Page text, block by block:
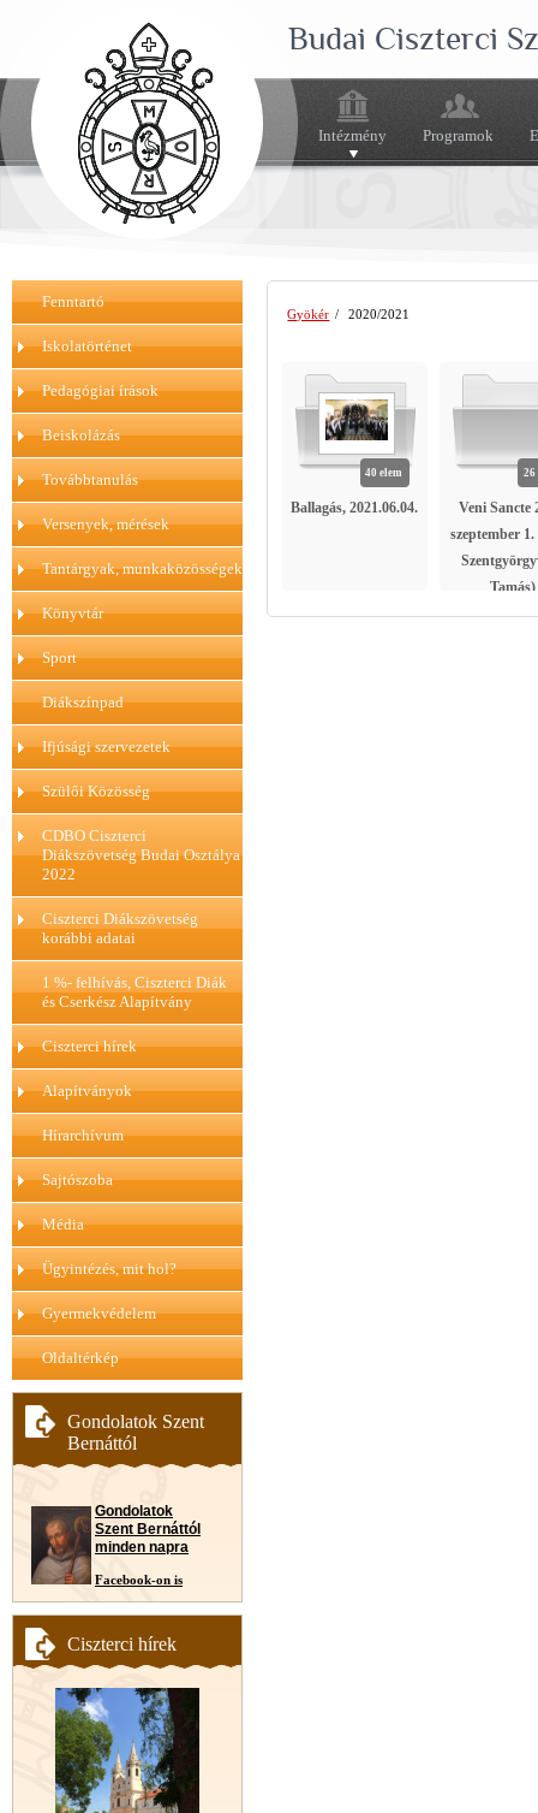
Budai Ciszterci
Intézmény Programok
Fenntartó
Iskolatörténet
Pedagógiai írások
Beiskolázás
Továbbtanulás
Versenyek, mérések
Tantárgyak, munkaközösségek
Könyvtár
Sport
Diákszínpad
Ifjúsági szervezetek
Szülői Közösség
CDBO Ciszterci
Diákszövetség Budai Osztálya
2022
Ciszterci Diákszövetség
korábbi adatai
1 %- felhívás, Ciszterci Diák
és Cserkész Alapítvány
Ciszterci hírek
Alapítványok
Hírarchívum
Sajtószoba
Média
Ügyintézés, mit hol?
Gyermekvédelem
Oldaltérkép
Gondolatok Szent
Bernáttól
Gondolatok
Szent Bernáttól
minden napra
Facebook-on is
Ciszterci hírek
Gyökér / 2020/2021
40 elem
Ballagás, 2021.06.04.
26
Veni Sancte
szeptember
Tamás)